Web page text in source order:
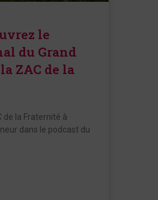
le
du Grand
ZAC de la
de la Fraternité à
dans le podcast du